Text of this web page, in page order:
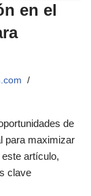
en el
de
para maximizar
artículo,
clave